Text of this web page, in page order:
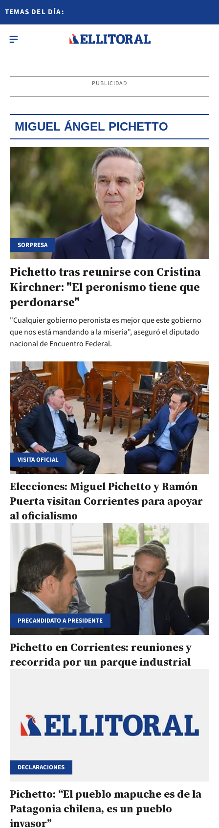
TEMAS DEL DÍA:
PUBLICIDAD
MIGUEL ÁNGEL PICHETTO
SORPRESA
Pichetto tras reunirse con Cristina
Kirchner: "El peronismo tiene que
perdonarse"
"Cualquier gobierno peronista es mejor que este gobierno
que nos está mandando a la miseria", aseguró el diputado
nacional de Encuentro Federal.
VISITA OFICIAL
Elecciones: Miguel Pichetto y Ramón
Puerta visitan Corrientes para apoyar
al oficialismo
PRECANDIDATO A PRESIDENTE
Pichetto en Corrientes: reuniones y
recorrida por un parque industrial
DECLARACIONES
Pichetto: “El pueblo mapuche es de la
Patagonia chilena, es un pueblo
invasor”